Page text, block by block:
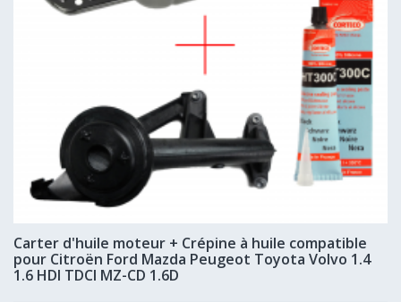
Carter d'huile moteur + Crépine à huile compatible
pour Citroën Ford Mazda Peugeot Toyota Volvo 1.4
1.6 HDI TDCI MZ-CD 1.6D